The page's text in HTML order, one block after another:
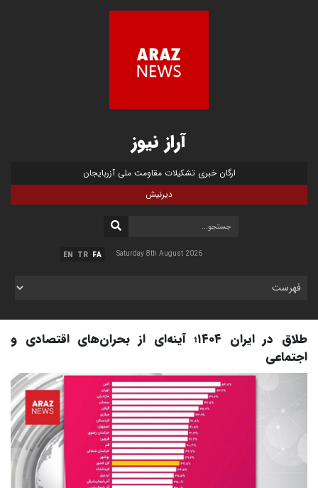
آراز نیوز
ارگان خبری تشکیلات مقاومت ملی آزربایجان
دیرنیش
FA
TR
EN Saturday 8th August 2026
طلاق در ایران ۱۴۰۴؛ آینه‌ای از بحران‌های اقتصادی و
اجتماعی